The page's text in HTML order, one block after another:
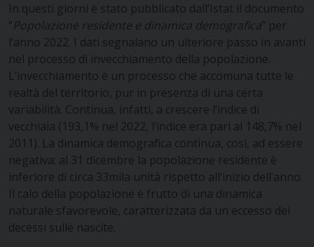
In questi giorni è stato pubblicato dall’Istat il documento
“Popolazione residente e dinamica demografica” per
l’anno 2022. I dati segnalano un ulteriore passo in avanti
nel processo di invecchiamento della popolazione.
L’invecchiamento è un processo che accomuna tutte le
realtà del territorio, pur in presenza di una certa
variabilità. Continua, infatti, a crescere l’indice di
vecchiaia (193,1% nel 2022, l’indice era pari al 148,7% nel
2011). La dinamica demografica continua, così, ad essere
negativa: al 31 dicembre la popolazione residente è
inferiore di circa 33mila unità rispetto all’inizio dell’anno.
Il calo della popolazione è frutto di una dinamica
naturale sfavorevole, caratterizzata da un eccesso dei
decessi sulle nascite.